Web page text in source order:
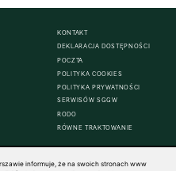
KONTAKT
DEKLARACJA DOSTĘPNOŚCI
POCZTA
POLITYKA COOKIES
POLITYKA PRYWATNOŚCI
SERWISÓW SGGW
RODO
RÓWNE TRAKTOWANIE
informuje, że na swoich stronach www